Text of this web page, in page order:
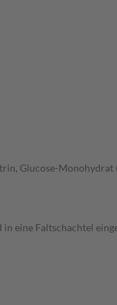
Glucose-Monohydrat
Faltschachtel